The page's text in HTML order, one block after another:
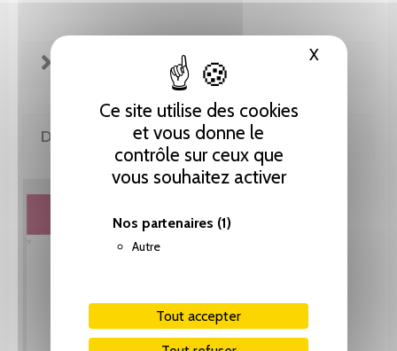
Ce site utilise des cookies
et vous donne le
contrôle sur ceux que
vous souhaitez activer
Nos partenaires (1)
Autre
Tout accepter
XMasquer
DE LA MÊME COLLECTION